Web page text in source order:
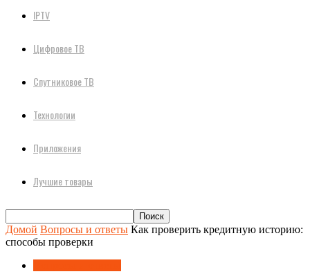
IPTV
Цифровое ТВ
Спутниковое ТВ
Технологии
Приложения
Лучшие товары
Домой Вопросы и ответы Как проверить кредитную историю:
способы проверки